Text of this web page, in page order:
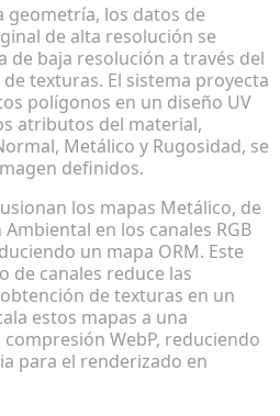
geometría, los datos de
de alta resolución se
baja resolución a través del
texturas. El sistema proyecta
polígonos en un diseño UV
atributos del material,
Metálico y Rugosidad, se
definidos.
los mapas Metálico, de
en los canales RGB
un mapa ORM. Este
de canales reduce las
de texturas en un
estos mapas a una
WebP, reduciendo
para el renderizado en